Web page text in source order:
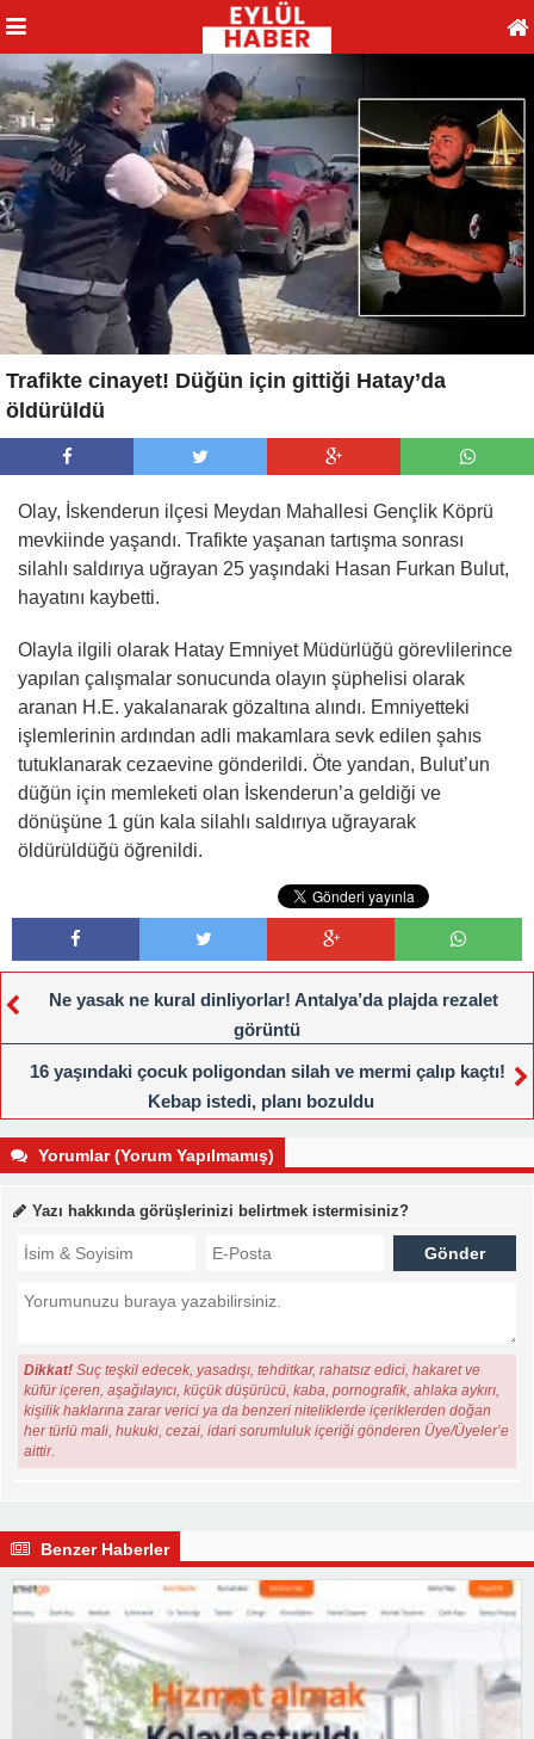
Trafikte cinayet! Düğün için gittiği Hatay’da
öldürüldü
Olay, İskenderun ilçesi Meydan Mahallesi Gençlik Köprü
mevkiinde yaşandı. Trafikte yaşanan tartışma sonrası
silahlı saldırıya uğrayan 25 yaşındaki Hasan Furkan Bulut,
hayatını kaybetti.
Olayla ilgili olarak Hatay Emniyet Müdürlüğü görevlilerince
yapılan çalışmalar sonucunda olayın şüphelisi olarak
aranan H.E. yakalanarak gözaltına alındı. Emniyetteki
işlemlerinin ardından adli makamlara sevk edilen şahıs
tutuklanarak cezaevine gönderildi. Öte yandan, Bulut’un
düğün için memleketi olan İskenderun’a geldiği ve
dönüşüne 1 gün kala silahlı saldırıya uğrayarak
öldürüldüğü öğrenildi.
Ne yasak ne kural dinliyorlar! Antalya’da plajda rezalet
görüntü
16 yaşındaki çocuk poligondan silah ve mermi çalıp kaçtı!
Kebap istedi, planı bozuldu
Yorumlar (Yorum Yapılmamış)
Yazı hakkında görüşlerinizi belirtmek istermisiniz?
Dikkat! Suç teşkil edecek, yasadışı, tehditkar, rahatsız edici, hakaret ve
küfür içeren, aşağılayıcı, küçük düşürücü, kaba, pornografik, ahlaka aykırı,
kişilik haklarına zarar verici ya da benzeri niteliklerde içeriklerden doğan
her türlü mali, hukuki, cezai, idari sorumluluk içeriği gönderen Üye/Üyeler’e
aittir.
Benzer Haberler